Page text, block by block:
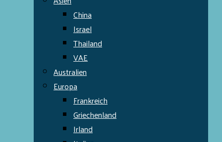
China
Israel
Thailand
VAE
Australien
Europa
Frankreich
Griechenland
Irland